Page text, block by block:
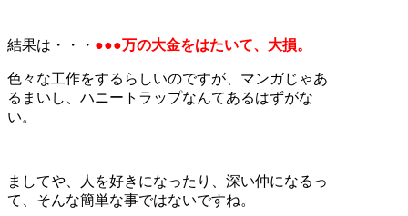
結果は・・・ ●●●万の大金をはたいて、大損。
色々な工作をするらしいのですが、マンガじゃあ
るまいし、ハニートラップなんてあるはずがな
い。
ましてや、人を好きになったり、深い仲になるっ
て、そんな簡単な事ではないですね。